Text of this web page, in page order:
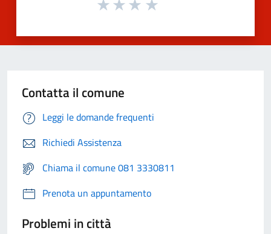
Contatta il comune
Leggi le domande frequenti
Richiedi Assistenza
Chiama il comune 081 3330811
Prenota un appuntamento
Problemi in città